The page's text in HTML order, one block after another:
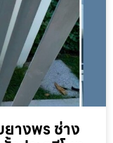
ยางพร ช่าง